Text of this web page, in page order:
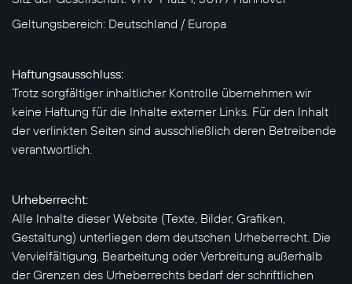
Geltungsbereich: Deutschland / Europa
Haftungsausschluss:
Trotz sorgfältiger inhaltlicher Kontrolle übernehmen wir
keine Haftung für die Inhalte externer Links. Für den Inhalt
der verlinkten Seiten sind ausschließlich deren Betreibende
verantwortlich.
Urheberrecht:
Alle Inhalte dieser Website (Texte, Bilder, Grafiken,
Gestaltung) unterliegen dem deutschen Urheberrecht. Die
Vervielfältigung, Bearbeitung oder Verbreitung außerhalb
der Grenzen des Urheberrechts bedarf der schriftlichen